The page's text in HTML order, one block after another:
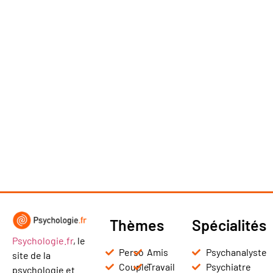
Psychologie.fr, le
site de la
psychologie et
Thèmes
Perso
Couple
Amis
Travail
Spécialités
Psychanalyste
Psychiatre